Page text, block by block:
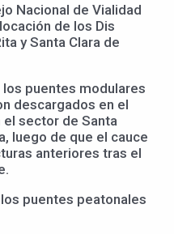
Nacional de Vialidad
de los Dis
y Santa Clara de
los puentes modulares
descargados en el
sector de Santa
luego de que el cauce
anteriores tras el
puentes peatonales